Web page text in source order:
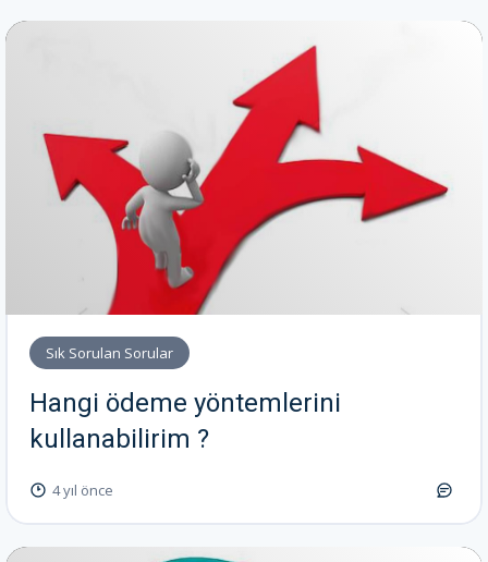
Sık Sorulan Sorular
Hangi ödeme yöntemlerini
kullanabilirim ?
4 yıl önce